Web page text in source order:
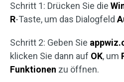
Schritt 1: Drücken Sie die
R-Taste, um das Dialogfeld
Schritt 2: Geben Sie
klicken Sie dann auf OK, um
Funktionen zu öffnen.